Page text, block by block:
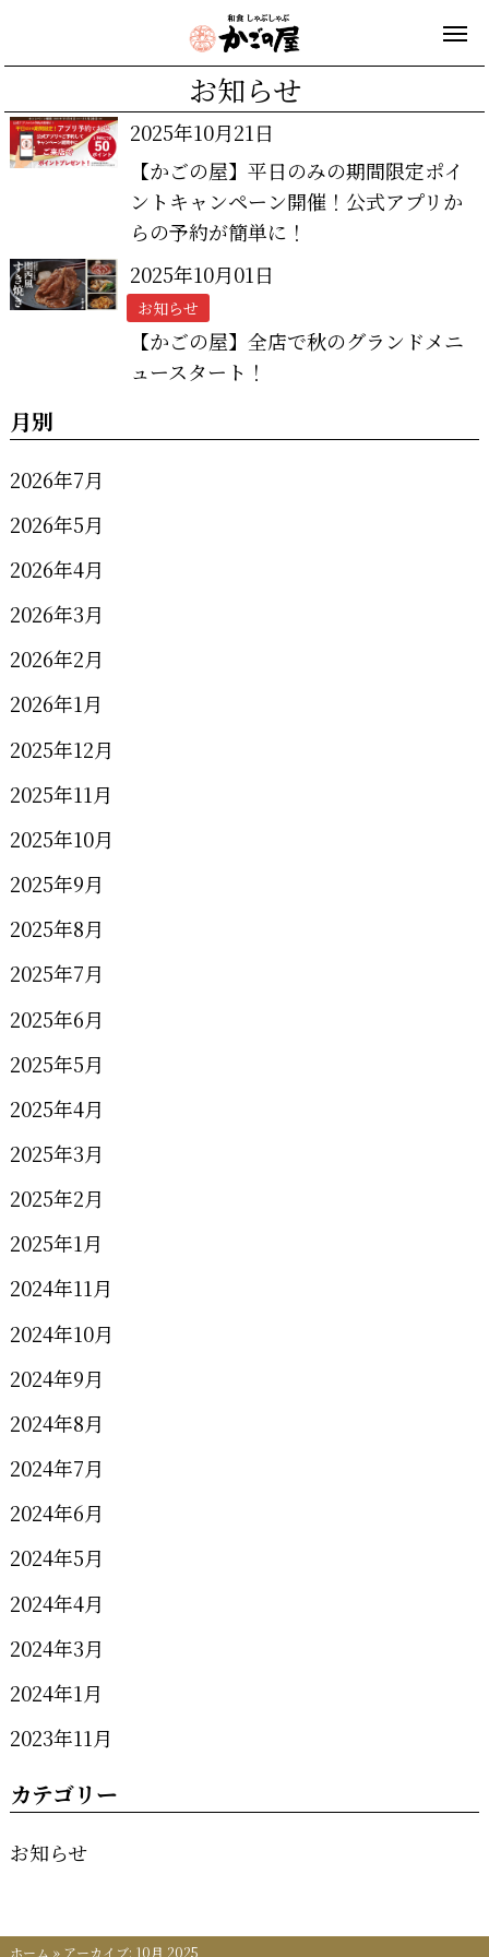
お知らせ
2025年10月21日
【かごの屋】平日のみの期間限定ポイ
ントキャンペーン開催！公式アプリか
らの予約が簡単に！
2025年10月01日
お知らせ
【かごの屋】全店で秋のグランドメニ
ュースタート！
月別
2026年7月
2026年5月
2026年4月
2026年3月
2026年2月
2026年1月
2025年12月
2025年11月
2025年10月
2025年9月
2025年8月
2025年7月
2025年6月
2025年5月
2025年4月
2025年3月
2025年2月
2025年1月
2024年11月
2024年10月
2024年9月
2024年8月
2024年7月
2024年6月
2024年5月
2024年4月
2024年3月
2024年1月
2023年11月
カテゴリー
お知らせ
ホーム » アーカイブ: 10月 2025